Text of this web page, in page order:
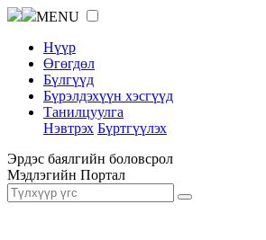
MENU
Нүүр
Өгөгдөл
Бүлгүүд
Бүрэлдэхүүн хэсгүүд
Танилцуулга
Нэвтрэх Бүртгүүлэх
Эрдэс баялгийн боловсрол
Мэдлэгийн Портал